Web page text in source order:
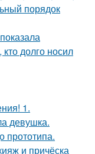
порядок
долго носил
1.
девушка.
прототипа.
и причёска